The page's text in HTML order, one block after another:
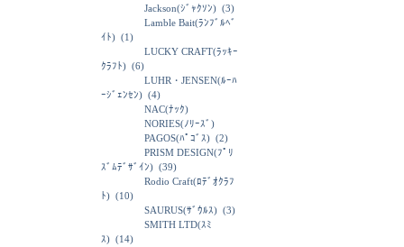
Jackson(ｼﾞｬｸｿﾝ) (3)
Lamble Bait(ﾗﾝﾌﾞﾙﾍﾞ
ｲﾄ) (1)
LUCKY CRAFT(ﾗｯｷｰ
ｸﾗﾌﾄ) (6)
LUHR・JENSEN(ﾙｰﾊ
ｰｼﾞｪﾝｾﾝ) (4)
NAC(ﾅｯｸ)
NORIES(ﾉﾘｰｽﾞ)
PAGOS(ﾊﾟｺﾞｽ) (2)
PRISM DESIGN(ﾌﾟﾘ
ｽﾞﾑﾃﾞｻﾞｲﾝ) (39)
Rodio Craft(ﾛﾃﾞｵｸﾗﾌ
ﾄ) (10)
SAURUS(ｻﾞｳﾙｽ) (3)
SMITH LTD(ｽﾐ
ｽ) (14)